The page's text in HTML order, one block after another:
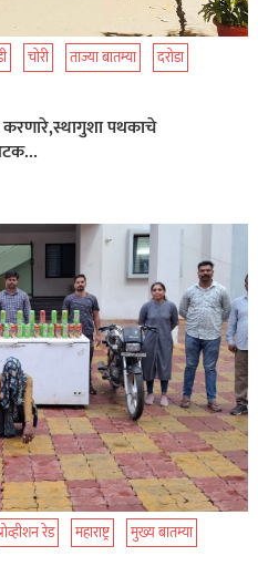
चोरी ताज्या बातम्या
दरोडा
पथकाचे
रेड महाराष्ट्र
मुख्य बातम्या